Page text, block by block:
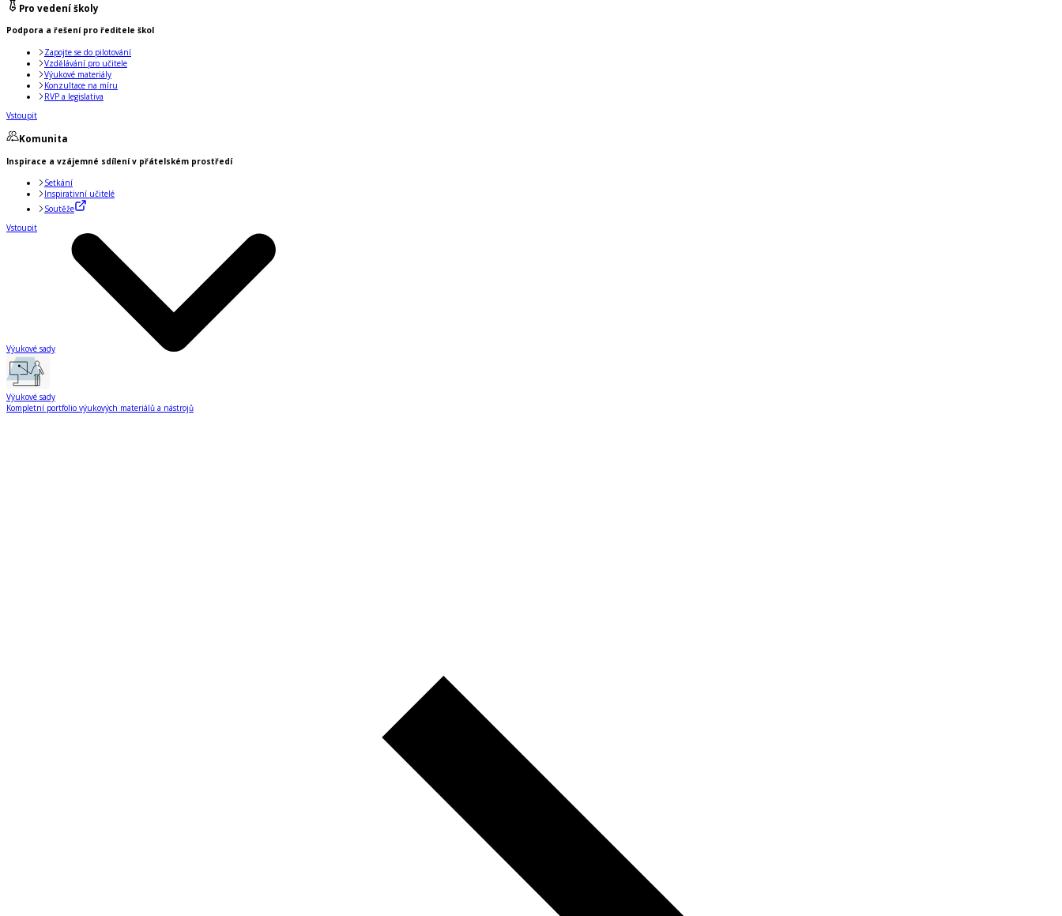
Pro vedení školy
Podpora a řešení pro ředitele škol
Zapojte se do pilotování
Vzdělávání pro učitele
Výukové materiály
Konzultace na míru
RVP a legislativa
Vstoupit
Komunita
Inspirace a vzájemné sdílení v přátelském prostředí
Setkání
Inspirativní učitelé
Soutěže
Vstoupit
Výukové sady
Výukové sady
Kompletní portfolio výukových materiálů a nástrojů